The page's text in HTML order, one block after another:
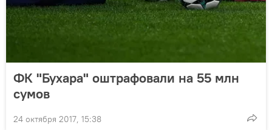
ФК "Бухара" оштрафовали на 55 млн
сумов
24 октября 2017, 15:38